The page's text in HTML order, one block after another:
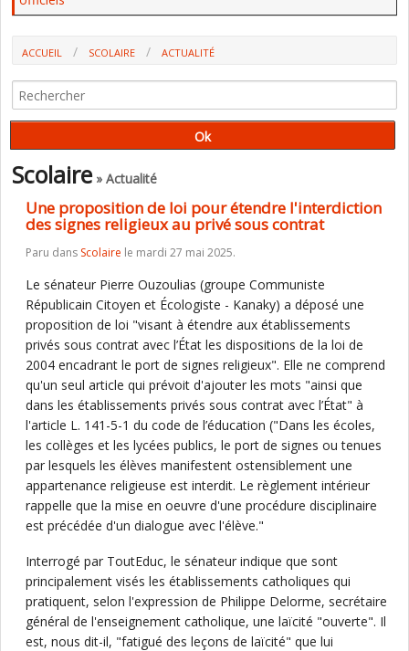
ACCUEIL SCOLAIRE
ACTUALITÉ
SIGNES RELIGIEUX AU PRIVÉ SOUS CONTRAT
Scolaire» Actualité
Une proposition de loi pour étendre l'interdiction
des signes religieux au privé sous contrat
Paru dans Scolaire le mardi 27 mai 2025.
Le sénateur Pierre Ouzoulias (groupe Communiste
Républicain Citoyen et Écologiste - Kanaky) a déposé une
proposition de loi "visant à étendre aux établissements
privés sous contrat avec l’État les dispositions de la loi de
2004 encadrant le port de signes religieux". Elle ne comprend
qu'un seul article qui prévoit d'ajouter les mots "ainsi que
dans les établissements privés sous contrat avec l’État" à
l'article L. 141-5-1 du code de l’éducation ("Dans les écoles,
les collèges et les lycées publics, le port de signes ou tenues
par lesquels les élèves manifestent ostensiblement une
appartenance religieuse est interdit. Le règlement intérieur
rappelle que la mise en oeuvre d'une procédure disciplinaire
est précédée d'un dialogue avec l'élève."
Interrogé par ToutEduc, le sénateur indique que sont
principalement visés les établissements catholiques qui
pratiquent, selon l'expression de Philippe Delorme, secrétaire
général de l'enseignement catholique, une laïcité "ouverte". Il
est, nous dit-il, "fatigué des leçons de laïcité" que lui